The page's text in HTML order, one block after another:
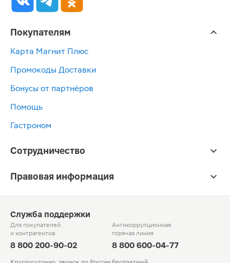
Покупателям
Карта Магнит Плюс
Промокоды Доставки
Бонусы от партнёров
Помощь
Гастроном
Сотрудничество
Правовая информация
Служба поддержки
Для покупателей
и контрагентов
8 800 200-90-02
Антикоррупционная
горячая линия
8 800 600-04-77